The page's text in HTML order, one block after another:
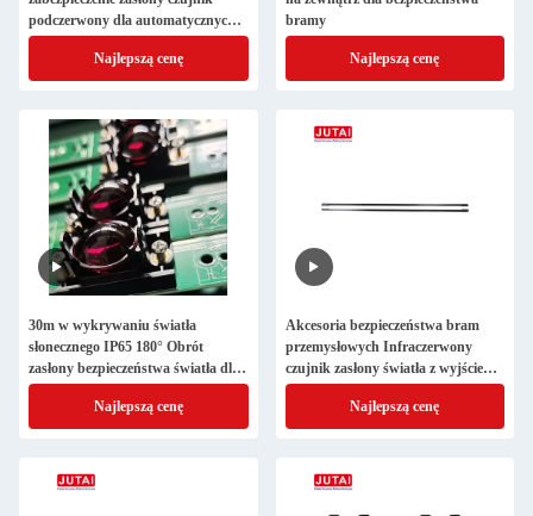
podczerwony dla automatycznych
drzwi anty rozbicie
Najlepszą cenę
bramy
Najlepszą cenę
30m w wykrywaniu światła
słonecznego IP65 180° Obrót
zasłony bezpieczeństwa światła dla
dużych drzwi przemysłowych
Najlepszą cenę
Akcesoria bezpieczeństwa bram
przemysłowych Infraczerwony
czujnik zasłony światła z wyjściem
No/Nc
Najlepszą cenę